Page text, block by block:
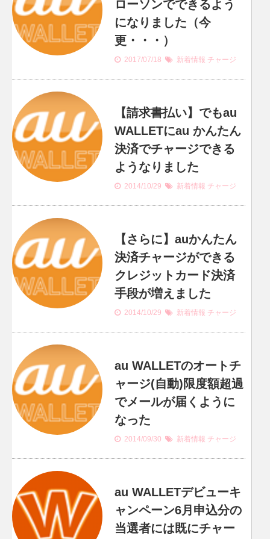
ローソンでできるよう
になりました（今
更・・・）
2017/07/18 新着情報 チャージ
【請求書払い】でもau
WALLETにau かんたん
決済でチャージできる
ようなりました
2014/10/29 新着情報 チャージ
【さらに】auかんたん
決済チャージができる
クレジットカード決済
手段が増えました
2014/10/29 新着情報 チャージ
au WALLETのオートチ
ャージ(自動)限度額超過
でメールが届くように
なった
2014/09/30 新着情報 チャージ
au WALLETデビューキ
ャンペーン6月申込分の
当選者には既にチャー